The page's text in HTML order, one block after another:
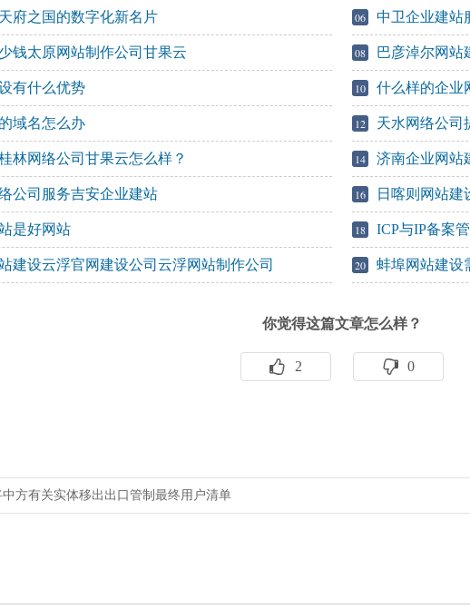
府之国的数字化新名片 06 中卫企业建站
钱太原网站制作公司甘果云 08 巴彦淖尔网站
有什么优势 10 什么样的企业
域名怎么办 12 天水网络公司
林网络公司甘果云怎么样？ 14 济南企业网站
公司服务吉安企业建站 16 日喀则网站
是好网站 18 ICP与IP备案
建设云浮官网建设公司云浮网站制作公司 20 蚌埠网站建设
你觉得这篇文章怎么样？
2 0
方有关实体移出出口管制最终用户清单